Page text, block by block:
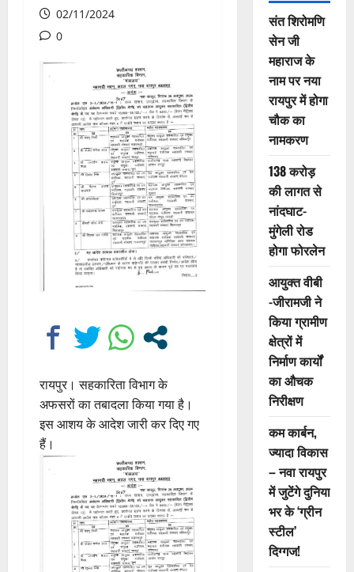
02/11/2024
0
रायपुर। सहकारिता विभाग के
अफसरों का तबादला किया गया है।
इस आशय के आदेश जारी कर दिए गए
हैं।
संत शिरोमणि
सेन जी
महाराज के
नाम पर नया
रायपुर में होगा
चौक का
नामकरण
138 करोड़
की लागत से
नांदघाट-
मुंगेली रोड
होगा फोरलेन
आयुक्त वीबी
-जीरामजी ने
किया ग्रामीण
क्षेत्रों में
निर्माण कार्यों
का औचक
निरीक्षण
कम कार्बन,
ज्यादा विकास
– नवा रायपुर
में जुटेंगे दुनिया
भर के ‘ग्रीन
स्टील’
दिग्गज!